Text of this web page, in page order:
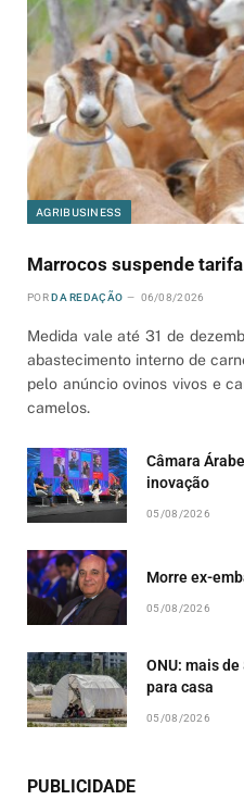
AGRIBUSINESS
Marrocos suspende
POR DA REDAÇÃO 06/08/2026
Medida vale até 31 de
abastecimento interno de
pelo anúncio ovinos vivos e
camelos.
Câmara
inovação
05/08/2026
Morre ex-
05/08/2026
ONU: mais
para casa
05/08/2026
PUBLICIDADE